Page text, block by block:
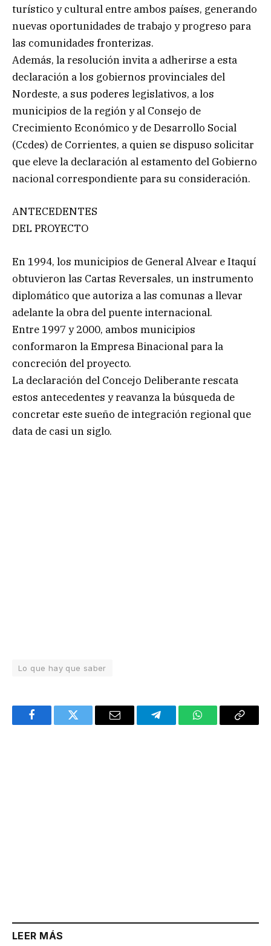
turístico y cultural entre ambos países, generando
nuevas oportunidades de trabajo y progreso para
las comunidades fronterizas.
Además, la resolución invita a adherirse a esta
declaración a los gobiernos provinciales del
Nordeste, a sus poderes legislativos, a los
municipios de la región y al Consejo de
Crecimiento Económico y de Desarrollo Social
(Ccdes) de Corrientes, a quien se dispuso solicitar
que eleve la declaración al estamento del Gobierno
nacional correspondiente para su consideración.
ANTECEDENTES
DEL PROYECTO
En 1994, los municipios de General Alvear e Itaquí
obtuvieron las Cartas Reversales, un instrumento
diplomático que autoriza a las comunas a llevar
adelante la obra del puente internacional.
Entre 1997 y 2000, ambos municipios
conformaron la Empresa Binacional para la
concreción del proyecto.
La declaración del Concejo Deliberante rescata
estos antecedentes y reavanza la búsqueda de
concretar este sueño de integración regional que
data de casi un siglo.
Lo que hay que saber
FacebookTwitter Email TelegramWhatsAppCopy
LEER MÁS